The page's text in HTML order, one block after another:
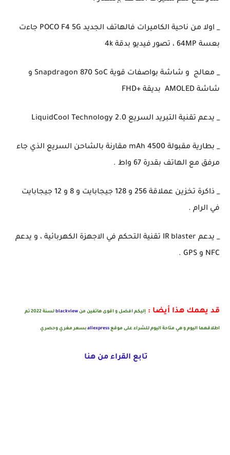
_ اولا من ناحية الكاميرات فالهاتف الجديد POCO F4 5G جاءت
بعسة 64MP ، تصور فيديو بدقة 4k
_ معالج و شاشة بواصفات قوية Snapdragon 870 SoC و
شاشة AMOLED بديقة +FHD
_ يدعم تقنية التبريد السريع LiquidCool Technology 2.0
_ بطارية مقبولة 4500 mAh مقارنة بالشاحن السريع الذي جاء
مرفق مع الهاتف بقدرة 67 واط .
_ ذاكرة تخزين عملاقة 256 و 128 جيجابايت و 8 و 12 جيجابايت
في الرام .
_ يدعم IR blaster تقنية التحكم في الاجهزة الكهربائية ، و يدعم
NFC و GPS .
قد يهمك هذا أيضا : إليكم افضل و اقوى هاتفين من blackview لسنة 2022 تم
اطلاقهما اليوم و هي متاحة اليوم للشراء على موقع aliexpress بسعر مغري وحصري
تابع القراء من هنا